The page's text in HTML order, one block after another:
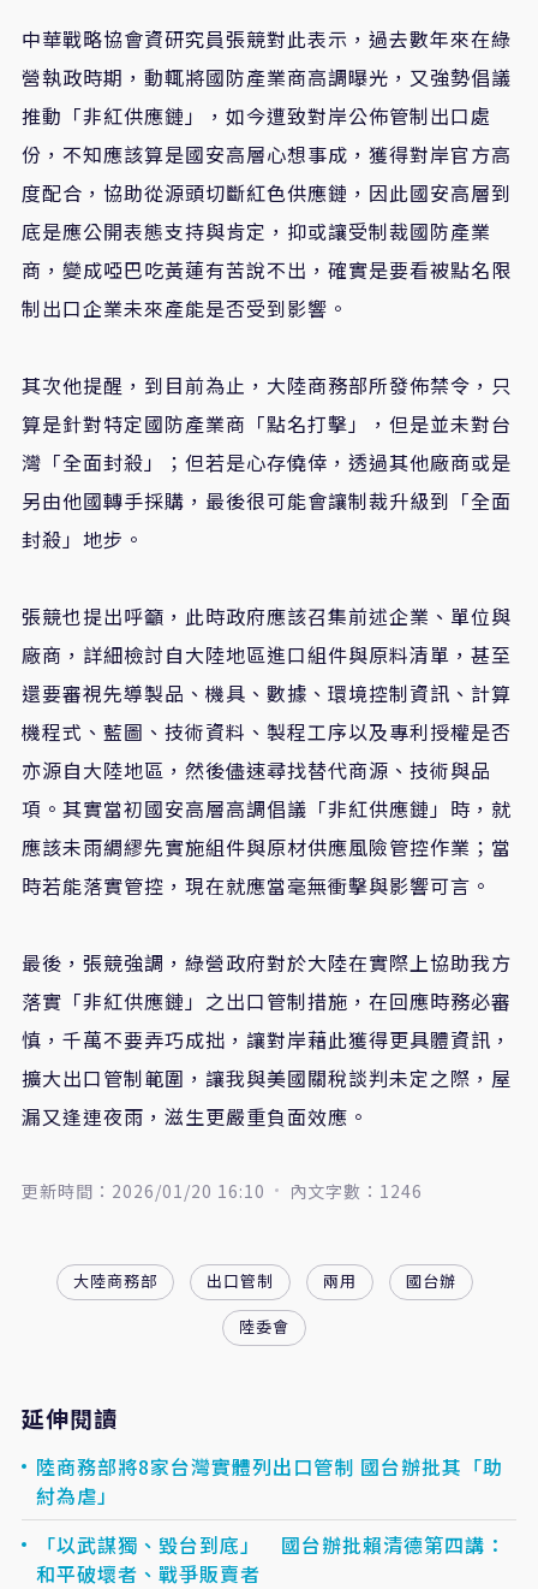
中華戰略協會資研究員張競對此表示，過去數年來在綠
營執政時期，動輒將國防產業商高調曝光，又強勢倡議
推動「非紅供應鏈」，如今遭致對岸公佈管制出口處
份，不知應該算是國安高層心想事成，獲得對岸官方高
度配合，協助從源頭切斷紅色供應鏈，因此國安高層到
底是應公開表態支持與肯定，抑或讓受制裁國防產業
商，變成啞巴吃黃蓮有苦說不出，確實是要看被點名限
制出口企業未來產能是否受到影響。
其次他提醒，到目前為止，大陸商務部所發佈禁令，只
算是針對特定國防產業商「點名打擊」，但是並未對台
灣「全面封殺」；但若是心存僥倖，透過其他廠商或是
另由他國轉手採購，最後很可能會讓制裁升級到「全面
封殺」地步。
張競也提出呼籲，此時政府應該召集前述企業、單位與
廠商，詳細檢討自大陸地區進口組件與原料清單，甚至
還要審視先導製品、機具、數據、環境控制資訊、計算
機程式、藍圖、技術資料、製程工序以及專利授權是否
亦源自大陸地區，然後儘速尋找替代商源、技術與品
項。其實當初國安高層高調倡議「非紅供應鏈」時，就
應該未雨綢繆先實施組件與原材供應風險管控作業；當
時若能落實管控，現在就應當毫無衝擊與影響可言。
最後，張競強調，綠營政府對於大陸在實際上協助我方
落實「非紅供應鏈」之出口管制措施，在回應時務必審
慎，千萬不要弄巧成拙，讓對岸藉此獲得更具體資訊，
擴大出口管制範圍，讓我與美國關稅談判未定之際，屋
漏又逢連夜雨，滋生更嚴重負面效應。
更新時間：2026/01/20 16:10 內文字數：1246
大陸商務部 出口管制 兩用
國台辦
陸委會
延伸閱讀
陸商務部將8家台灣實體列出口管制 國台辦批其「助
紂為虐」
「以武謀獨、毀台到底」 國台辦批賴清德第四講：
和平破壞者、戰爭販賣者